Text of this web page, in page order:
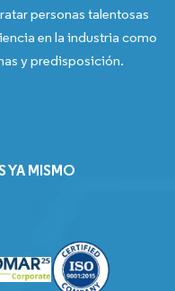
personas talentosas
en la industria como
y predisposición.
YA MISMO